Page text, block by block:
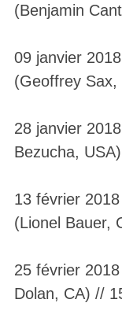
(Benjamin
09 janvier
(Geoffrey
28 janvier
Bezucha,
13 février
(Lionel Bauer,
25 février
Dolan, CA) //